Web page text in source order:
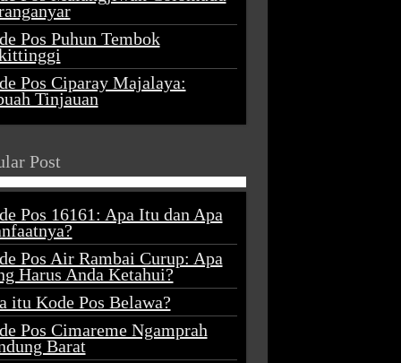
Pos Puhun Tembok
Pos Ciparay Majalaya:
Tinjauan
Post
Pos 16161: Apa Itu dan Apa
Pos Air Rambai Curup: Apa
Harus Anda Ketahui?
itu Kode Pos Belawa?
Pos Cimareme Ngamprah
Barat